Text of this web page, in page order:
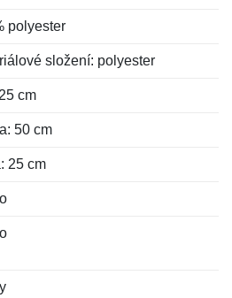
polyester
složení: polyester
cm
50 cm
25 cm